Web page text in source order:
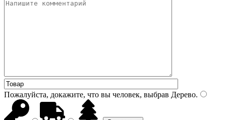
Пожалуйста, докажите, что вы человек, выбрав Дерево.